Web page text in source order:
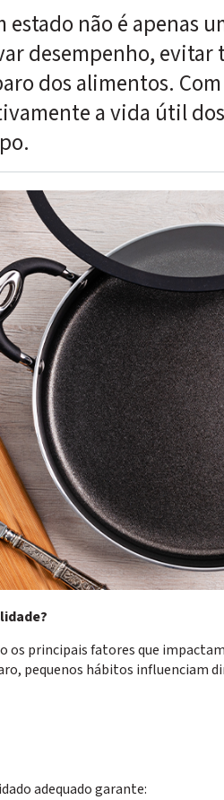
estado não é apenas
desempenho, evitar
dos alimentos.
a vida útil
os principais fatores que
pequenos hábitos influenciam
adequado garante: